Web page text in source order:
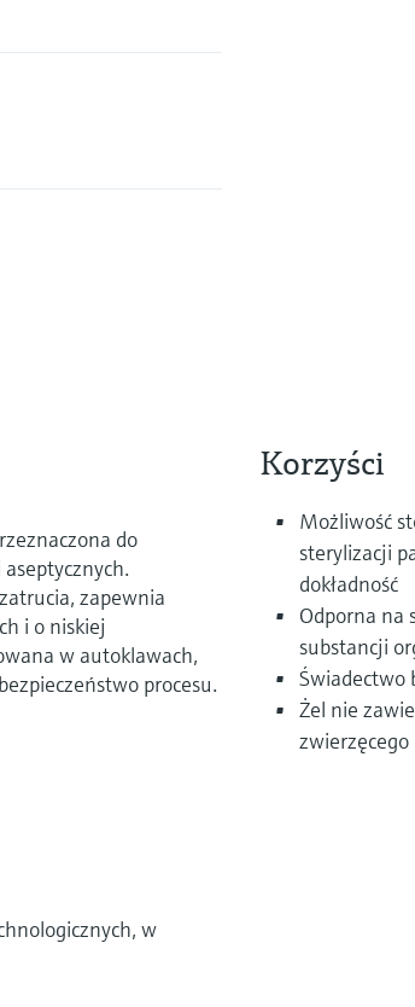
do
zapewnia
i o niskiej
w autoklawach,
procesu.
w
Korzyści
Możliwość
sterylizacji
dokładność
Odporna na
substancji
Świadectwo
Żel nie
zwierzęcego